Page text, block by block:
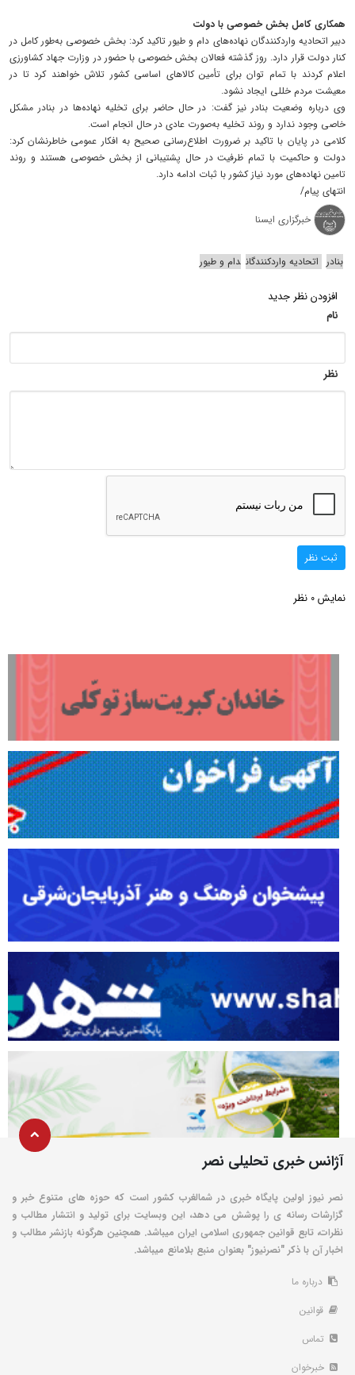
همکاری کامل بخش خصوصی با دولت
دبیر اتحادیه واردکنندگان نهاده‌های دام و طیور تاکید کرد: بخش خصوصی به‌طور کامل در
کنار دولت قرار دارد. روز گذشته فعالان بخش خصوصی با حضور در وزارت جهاد کشاورزی
اعلام کردند با تمام توان برای تأمین کالاهای اساسی کشور تلاش خواهند کرد تا در
معیشت مردم خللی ایجاد نشود.
وی درباره وضعیت بنادر نیز گفت: در حال حاضر برای تخلیه نهاده‌ها در بنادر مشکل
خاصی وجود ندارد و روند تخلیه به‌صورت عادی در حال انجام است.
کلامی در پایان با تاکید بر ضرورت اطلاع‌رسانی صحیح به افکار عمومی خاطرنشان کرد:
دولت و حاکمیت با تمام ظرفیت در حال پشتیبانی از بخش خصوصی هستند و روند
تامین نهاده‌های مورد نیاز کشور با ثبات ادامه دارد.
انتهای پیام/
خبرگزاری ایسنا
بنادر اتحادیه واردکنندگان دام و طیور
افزودن نظر جدید
نام
نظر
ثبت نظر
نمایش 0 نظر
آژانس خبری تحلیلی نصر
نصر نیوز اولین پایگاه خبری در شمالغرب کشور است که حوزه های متنوع خبر و
گزارشات رسانه ی را پوشش می دهد، این وبسایت برای تولید و انتشار مطالب و
نظرات، تابع قوانین جمهوری اسلامی ایران میباشد. همچنین هرگونه بازنشر مطالب و
اخبار آن با ذکر "نصرنیوز" بعنوان منبع بلامانع میباشد.
درباره ما
قوانین
تماس
خبرخوان